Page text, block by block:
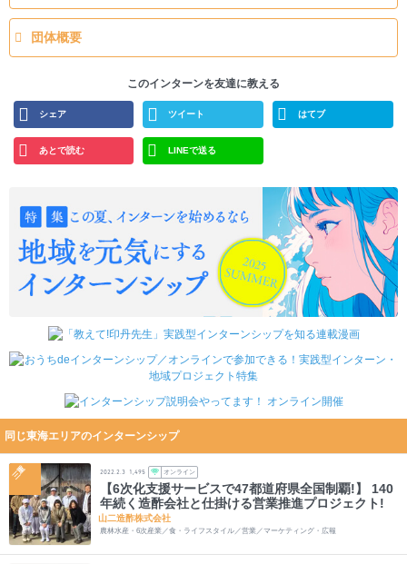
団体概要
このインターンを友達に教える
シェア ツイート はてブ
あとで読む LINEで送る
同じ東海エリアのインターンシップ
三重 2022.2.3 1,495 オンライン
【6次化支援サービスで47都道府県全国制覇!】 140
年続く造酢会社と仕掛ける営業推進プロジェクト!
山二造酢株式会社
農林水産・6次産業／食・ライフスタイル／営業／マーケティング・広報